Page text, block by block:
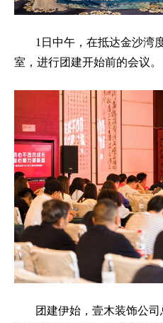
1日中午，在抵达金沙湾
室，进行团建开始前的会议。
团建伊始，壹木装饰公